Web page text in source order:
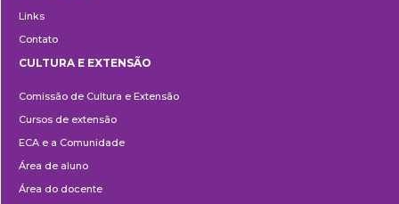
Links
Contato
e
Extensão
CULTURA E EXTENSÃO
Comissão de Cultura e Extensão
Cursos de extensão
ECA e a Comunidade
Área de aluno
Área do docente